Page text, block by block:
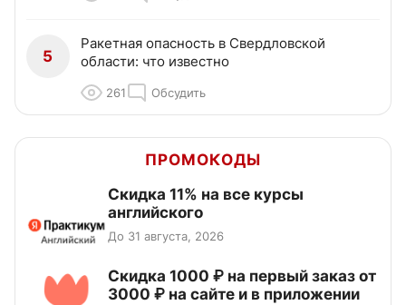
5
Ракетная опасность в Свердловской
области: что известно
261 Обсудить
ПРОМОКОДЫ
Скидка 11% на все курсы
английского
До 31 августа, 2026
Скидка 1000 ₽ на первый заказ от
3000 ₽ на сайте и в приложении